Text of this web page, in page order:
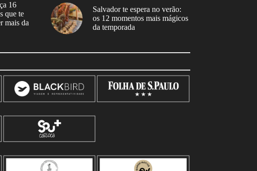
16
que te
mais da
Salvador te espera no verão:
os 12 momentos mais mágicos
da temporada